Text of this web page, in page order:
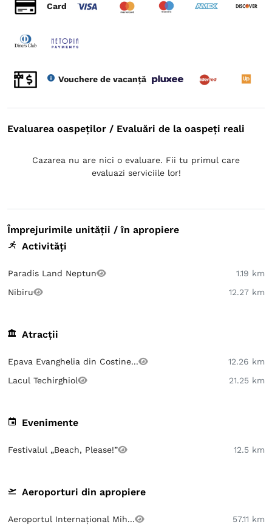
Card
Vouchere de vacanță
Evaluarea oaspeților / Evaluări de la oaspeți reali
Cazarea nu are nici o evaluare. Fii tu primul care
evaluazi serviciile lor!
Împrejurimile unității / în apropiere
Activități
Paradis Land Neptun
1.19 km
Nibiru
12.27 km
Atracții
Epava Evanghelia din Costine...
12.26 km
Lacul Techirghiol
21.25 km
Evenimente
Festivalul „Beach, Please!” 12.5 km
Aeroporturi din apropiere
Aeroportul Internațional Mih... 57.11 km